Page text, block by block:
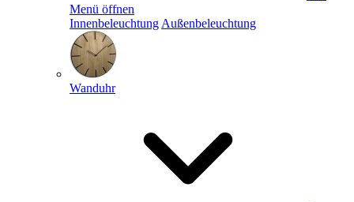
Menü öffnen
Innenbeleuchtung Außenbeleuchtung
Wanduhr